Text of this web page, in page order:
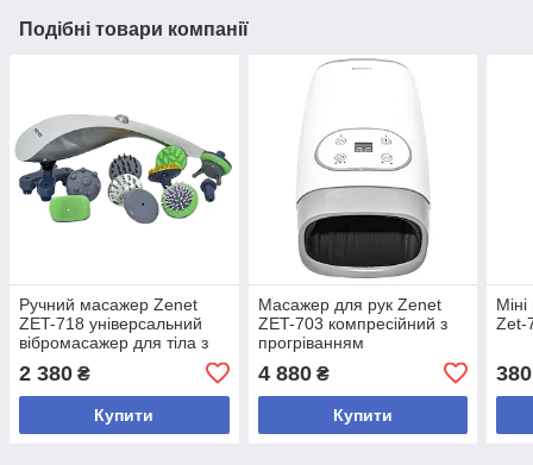
Подібні товари компанії
Ручний масажер Zenet
ZET-718 універсальний
вібромасажер для тіла з
2 380 ₴
Купити
Масажер для рук Zenet
ZET-703 компресійний з
прогріванням
4 880₴
Купити
Zet-
380